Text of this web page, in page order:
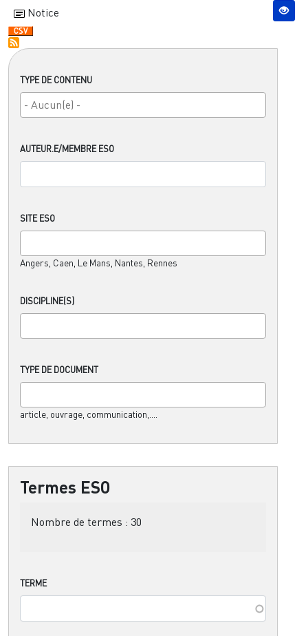
TYPE DE CONTENU
AUTEUR.E/MEMBRE ESO
SITE ESO
Angers, Caen, Le Mans, Nantes, Rennes
DISCIPLINE(S)
TYPE DE DOCUMENT
article, ouvrage, communication,....
Termes ESO
Nombre de termes : 30
TERME
Notice